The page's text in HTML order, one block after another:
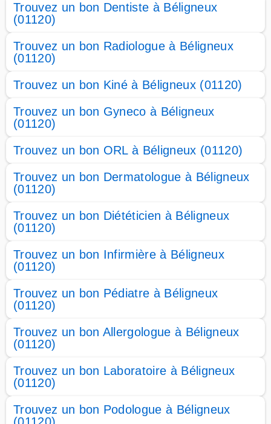
Trouvez un bon Dentiste à Béligneux
(01120)
Trouvez un bon Radiologue à Béligneux
(01120)
Trouvez un bon Kiné à Béligneux (01120)
Trouvez un bon Gyneco à Béligneux
(01120)
Trouvez un bon ORL à Béligneux (01120)
Trouvez un bon Dermatologue à Béligneux
(01120)
Trouvez un bon Diététicien à Béligneux
(01120)
Trouvez un bon Infirmière à Béligneux
(01120)
Trouvez un bon Pédiatre à Béligneux
(01120)
Trouvez un bon Allergologue à Béligneux
(01120)
Trouvez un bon Laboratoire à Béligneux
(01120)
Trouvez un bon Podologue à Béligneux